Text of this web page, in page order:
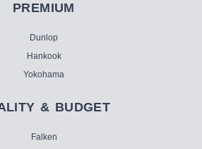
PREMIUM
Dunlop
Hankook
Yokohama
& BUDGET
Falken